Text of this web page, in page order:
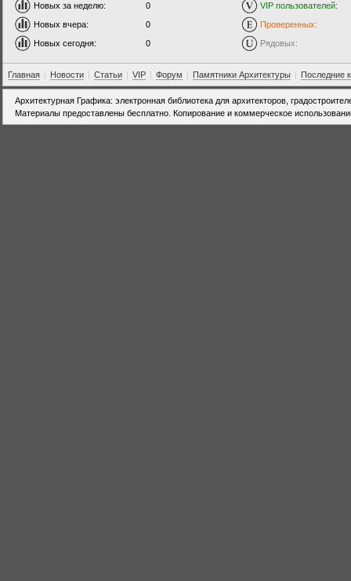
Новых за неделю:
0
Новых вчера:
0
Новых сегодня:
0
VIP пользователей:
Проверенных:
Рядовых:
Главная | Новости | Статьи | VIP | Форум | Памятники Архитектуры | Последние
Архитектурная Графика: электронная библиотека для архитекторов,
Материалы предоставлены бесплатно. Копирование и коммерческое